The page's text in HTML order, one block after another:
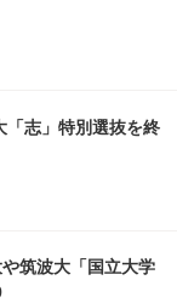
「志」特別選抜を終
や筑波大「国立大学